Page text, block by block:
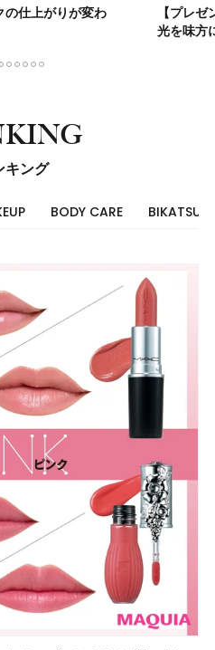
な角質をオフして
柏木由
キング
BODY CARE BIKATSU